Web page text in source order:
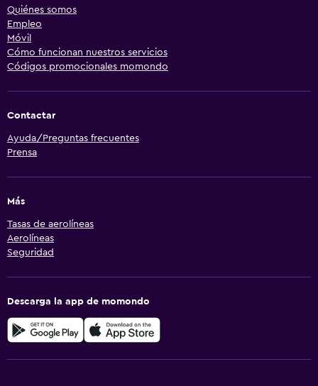
Quiénes somos
Empleo
Móvil
Cómo funcionan nuestros servicios
Códigos promocionales momondo
Contactar
Ayuda/Preguntas frecuentes
Prensa
Más
Tasas de aerolíneas
Aerolíneas
Seguridad
Descarga la app de momondo